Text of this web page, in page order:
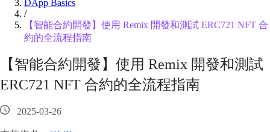
DApp Basics
/
【智能合約開發】使用 Remix 開發和測試 ERC721 NFT 合
約的全流程指南
【智能合約開發】使用 Remix 開發和測試
ERC721 NFT 合約的全流程指南
2025-03-26